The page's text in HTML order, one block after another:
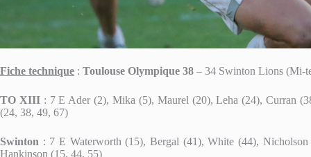
Fiche technique : Toulouse Olympique 38 – 34 Swinton Lions (Mi-
TO XIII: 7 E Ader (2), Mika (5), Maurel (20), Leha (24), Curran
(24, 38, 49, 67)
Swinton : 7 E Waterworth (15), Bergal (41), White (44),
Hankinson (15, 44, 55)